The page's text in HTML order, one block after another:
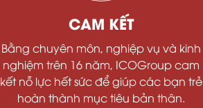
CAM KẾT
Bằng chuyên môn, nghiệp vụ và kinh
nghiệm trên 16 năm, ICOGroup cam
kết nỗ lực hết sức để giúp các bạn trẻ
hoàn thành mục tiêu bản thân.